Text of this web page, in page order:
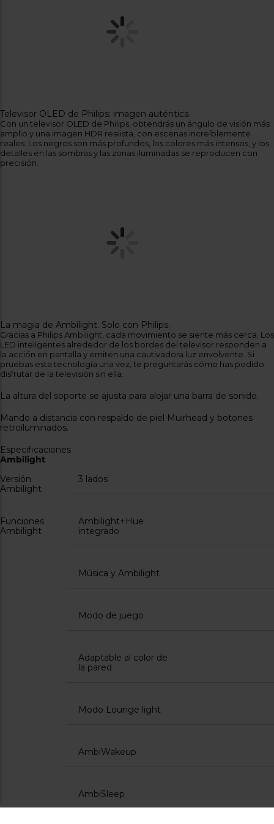
Televisor OLED de Philips: imagen auténtica.
Con un televisor OLED de Philips, obtendrás un ángulo de visión más
Gracias a Philips Ambilight, cada movimiento se siente más cerca. Los
LED inteligentes alrededor de los bordes del televisor responden a
la acción en pantalla y emiten una cautivadora luz envolvente. Si
pruebas esta tecnología una vez, te preguntarás cómo has podido
disfrutar de la televisión sin ella.
La altura del soporte se ajusta para alojar una barra de sonido.
Mando a distancia con respaldo de piel Muirhead y botones
retroiluminados.
Ambilight
Versión
3 lados
Ambilight+Hue
Modo de juego
Adaptable al color de
AmbiWakeup